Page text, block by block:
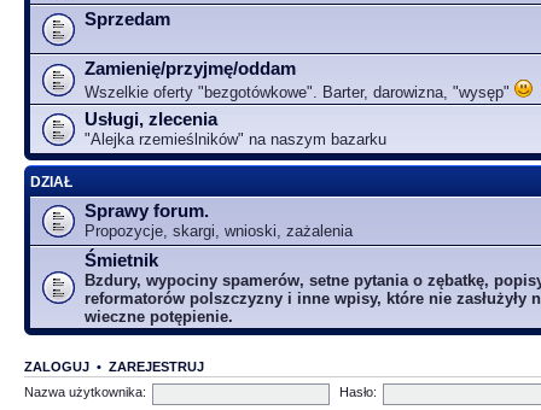
Sprzedam
Zamienię/przyjmę/oddam
Wszelkie oferty "bezgotówkowe". Barter, darowizna, "wysęp"
Usługi, zlecenia
"Alejka rzemieślników" na naszym bazarku
DZIAŁ
Sprawy forum.
Propozycje, skargi, wnioski, zażalenia
Śmietnik
Bzdury, wypociny spamerów, setne pytania o zębatkę,
reformatorów polszczyzny i inne wpisy, które nie zasłużyły
wieczne potępienie.
ZALOGUJ • ZAREJESTRUJ
Nazwa użytkownika:
Hasło: